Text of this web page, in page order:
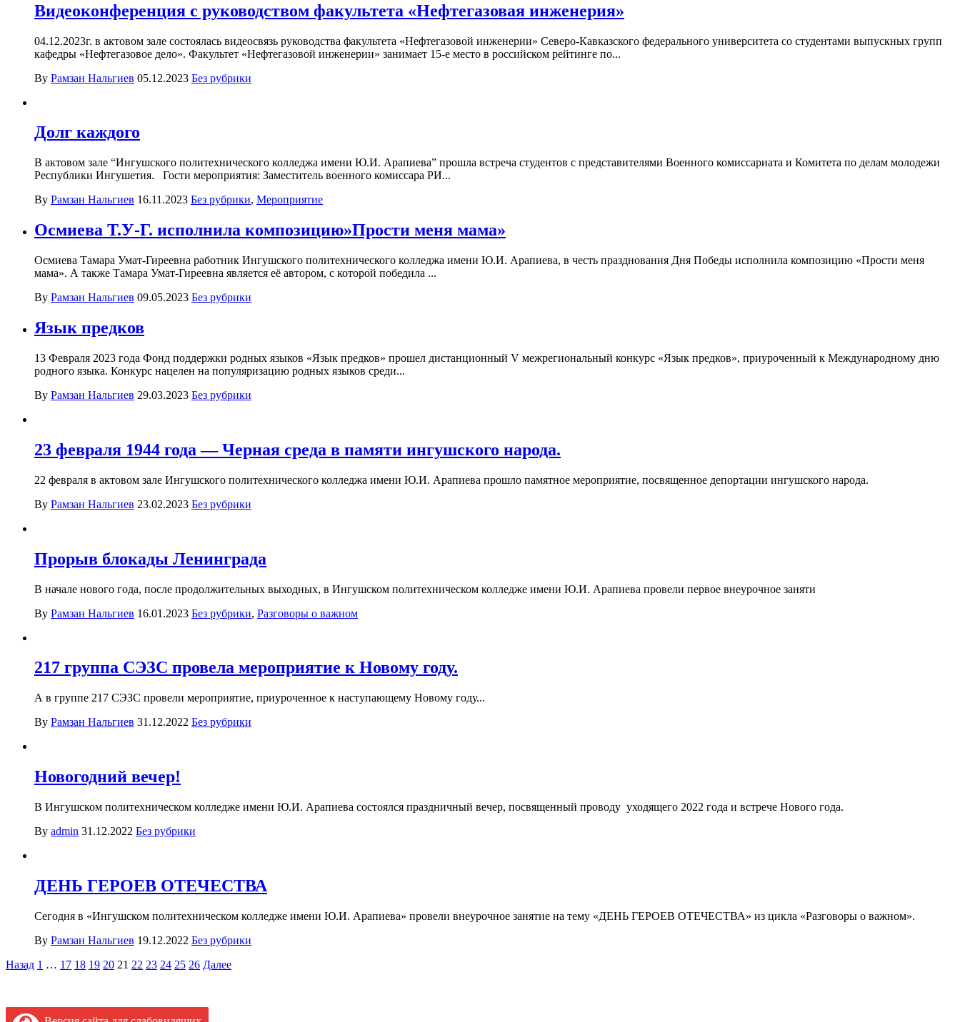
Видеоконференция с руководством факультета «Нефтегазовая инженерия»
04.12.2023г. в актовом зале состоялась видеосвязь руководства факультета «Нефтегазовой инженерии» Северо-Кавказского федерального университета со студентами выпускных групп
кафедры «Нефтегазовое дело». Факультет «Нефтегазовой инженерии» занимает 15-е место в российском рейтинге по...
By Рамзан Нальгиев 05.12.2023 Без рубрики
Долг каждого
В актовом зале “Ингушского политехнического колледжа имени Ю.И. Арапиева” прошла встреча студентов с представителями Военного комиссариата и Комитета по делам молодежи
Республики Ингушетия. Гости мероприятия: Заместитель военного комиссара РИ...
By Рамзан Нальгиев 16.11.2023 Без рубрики, Мероприятие
Осмиева Т.У-Г. исполнила композицию»Прости меня мама»
Осмиева Тамара Умат-Гиреевна работник Ингушского политехнического колледжа имени Ю.И. Арапиева, в честь празднования Дня Победы исполнила композицию «Прости меня
мама». А также Тамара Умат-Гиреевна является её автором, с которой победила ...
By Рамзан Нальгиев 09.05.2023 Без рубрики
Язык предков
13 Февраля 2023 года Фонд поддержки родных языков «Язык предков» прошел дистанционный V межрегиональный конкурс «Язык предков», приуроченный к Международному дню
родного языка. Конкурс нацелен на популяризацию родных языков среди...
By Рамзан Нальгиев 29.03.2023 Без рубрики
23 февраля 1944 года — Черная среда в памяти ингушского народа.
22 февраля в актовом зале Ингушского политехнического колледжа имени Ю.И. Арапиева прошло памятное мероприятие, посвященное депортации ингушского народа.
By Рамзан Нальгиев 23.02.2023 Без рубрики
Прорыв блокады Ленинграда
В начале нового года, после продолжительных выходных, в Ингушском политехническом колледже имени Ю.И. Арапиева провели первое внеурочное заняти
By Рамзан Нальгиев 16.01.2023 Без рубрики, Разговоры о важном
217 группа СЭЗС провела мероприятие к Новому году.
А в группе 217 СЭЗС провели мероприятие, приуроченное к наступающему Новому году...
By Рамзан Нальгиев 31.12.2022 Без рубрики
Новогодний вечер!
В Ингушском политехническом колледже имени Ю.И. Арапиева состоялся праздничный вечер, посвященный проводу уходящего 2022 года и встрече Нового года.
By admin 31.12.2022 Без рубрики
ДЕНЬ ГЕРОЕВ ОТЕЧЕСТВА
Сегодня в «Ингушском политехническом колледже имени Ю.И. Арапиева» провели внеурочное занятие на тему «ДЕНЬ ГЕРОЕВ ОТЕЧЕСТВА» из цикла «Разговоры о важном».
By Рамзан Нальгиев 19.12.2022 Без рубрики
Пагинация
Назад 1 … 17 18 19 20 21 22 23 24 25 26 Далее